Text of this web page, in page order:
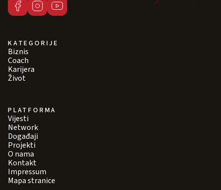
KATEGORIJE
Biznis
Coach
Karijera
Život
PLATFORMA
Vijesti
Network
Događaji
Projekti
O nama
Kontakt
Impressum
Mapa stranice